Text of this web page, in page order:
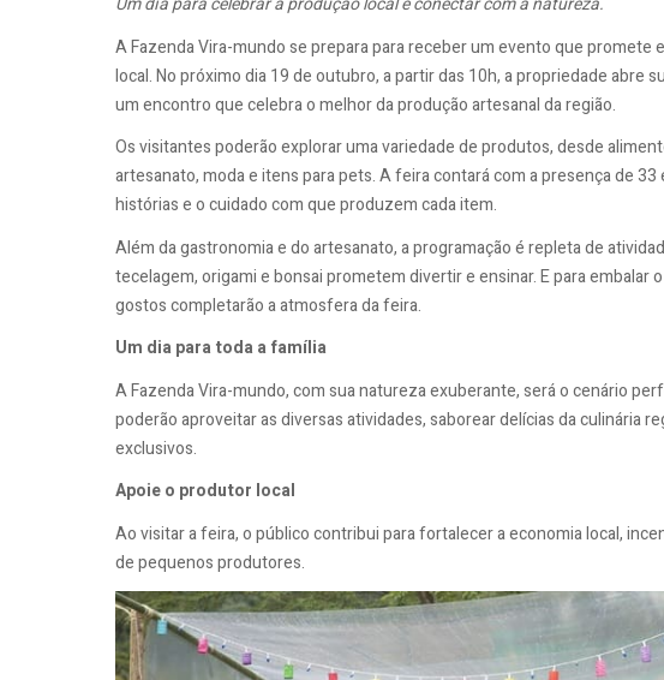
A Fazenda Vira-mundo se prepara para receber um evento que
local. No próximo dia 19 de outubro, a partir das 10h, a propriedade abre
um encontro que celebra o melhor da produção artesanal da região.
Os visitantes poderão explorar uma variedade de produtos, desde
artesanato, moda e itens para pets. A feira contará com a presença de
histórias e o cuidado com que produzem cada item.
Além da gastronomia e do artesanato, a programação é repleta de
tecelagem, origami e bonsai prometem divertir e ensinar. E para embalar
gostos completarão a atmosfera da feira.
Um dia para toda a família
A Fazenda Vira-mundo, com sua natureza exuberante, será o cenário
poderão aproveitar as diversas atividades, saborear delícias da culinária
exclusivos.
Apoie o produtor local
Ao visitar a feira, o público contribui para fortalecer a economia local,
de pequenos produtores.